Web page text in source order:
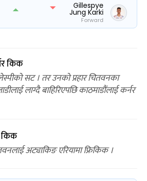
Gillespye
Jung Karki
Forward
किक
सट । तर उनको प्रहार चितवनका
लाग्दै बाहिरिएपछि काठमाडौंलाई कर्नर
किक
अट्याकिङ एरियामा फ्रिकिक ।